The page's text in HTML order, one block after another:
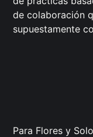
de colaboración
supuestamente
Para Flores y